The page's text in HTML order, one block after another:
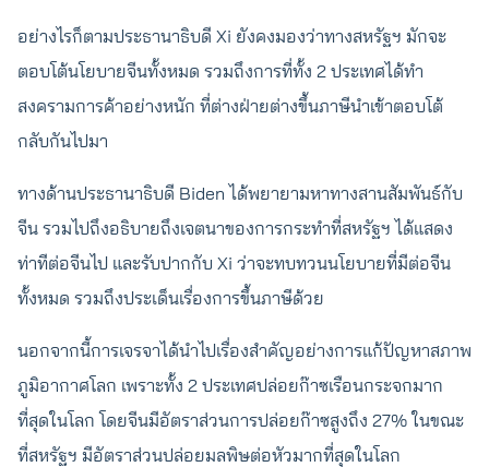
อย่างไรก็ตามประธานาธิบดี Xi ยังคงมองว่าทางสหรัฐฯ มักจะ
ตอบโต้นโยบายจีนทั้งหมด รวมถึงการที่ทั้ง 2 ประเทศได้ทำ
สงครามการค้าอย่างหนัก ที่ต่างฝ่ายต่างขึ้นภาษีนำเข้าตอบโต้
กลับกันไปมา
ทางด้านประธานาธิบดี Biden ได้พยายามหาทางสานสัมพันธ์กับ
จีน รวมไปถึงอธิบายถึงเจตนาของการกระทำที่สหรัฐฯ ได้แสดง
ท่าทีต่อจีนไป และรับปากกับ Xi ว่าจะทบทวนนโยบายที่มีต่อจีน
ทั้งหมด รวมถึงประเด็นเรื่องการขึ้นภาษีด้วย
นอกจากนี้การเจรจาได้นำไปเรื่องสำคัญอย่างการแก้ปัญหาสภาพ
ภูมิอากาศโลก เพราะทั้ง 2 ประเทศปล่อยก๊าซเรือนกระจกมาก
ที่สุดในโลก โดยจีนมีอัตราส่วนการปล่อยก๊าซสูงถึง 27% ในขณะ
ที่สหรัฐฯ มีอัตราส่วนปล่อยมลพิษต่อหัวมากที่สุดในโลก